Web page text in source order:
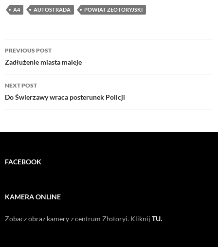
A4 AUTOSTRADA POWIAT ZŁOTORYJSKI
Post
navigation
PREVIOUS POST
Zadłużenie miasta maleje
NEXT POST
Do Świerzawy wraca posterunek Policji
FACEBOOK
KAMERA ONLINE
Zobacz obraz kamery z centrum Złotoryi. Kliknij TU.